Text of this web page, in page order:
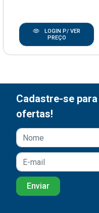
LOGIN P/ VER
PREÇO
Cadastre-se
ofertas!